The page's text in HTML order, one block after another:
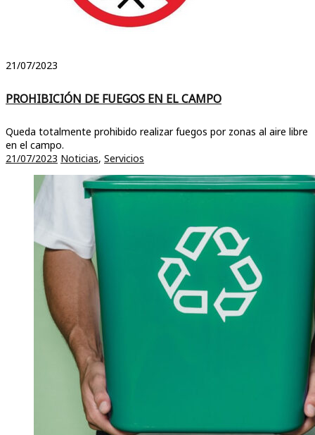
21/07/2023
PROHIBICIÓN DE FUEGOS EN EL CAMPO
Queda totalmente prohibido realizar fuegos por zonas al aire libre
en el campo.
21/07/2023 Noticias, Servicios